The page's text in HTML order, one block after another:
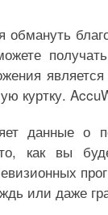
обмануть
куртку.
данные о
как вы
или даже